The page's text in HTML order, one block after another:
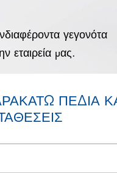
γεγονότα
εταιρεία μας.
ΠΕΔΙΑ